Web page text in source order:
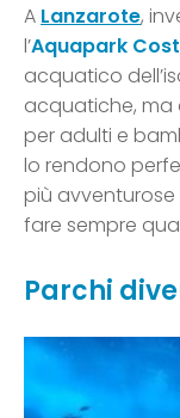
A Lanzarote,
l’Aquapark
acquatico
acquatiche, ma
per adulti e
lo rendono
più
fare sempre
Parchi